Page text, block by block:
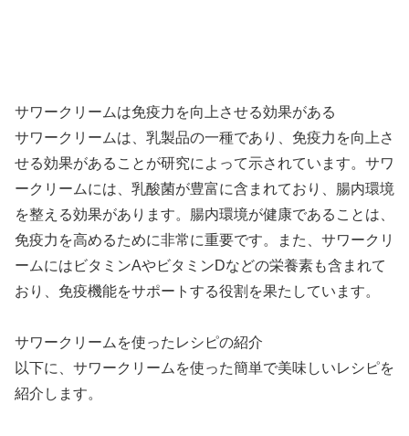
サワークリームは免疫力を向上させる効果がある
サワークリームは、乳製品の一種であり、免疫力を向上さ
せる効果があることが研究によって示されています。サワ
ークリームには、乳酸菌が豊富に含まれており、腸内環境
を整える効果があります。腸内環境が健康であることは、
免疫力を高めるために非常に重要です。また、サワークリ
ームにはビタミンAやビタミンDなどの栄養素も含まれて
おり、免疫機能をサポートする役割を果たしています。
サワークリームを使ったレシピの紹介
以下に、サワークリームを使った簡単で美味しいレシピを
紹介します。